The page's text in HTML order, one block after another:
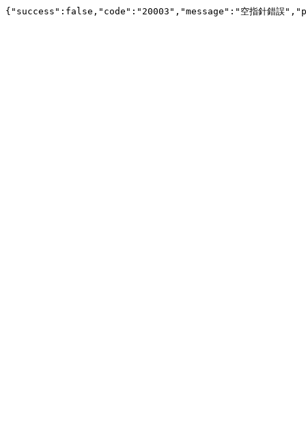
{"success":false,"code":"20003","message":"空指針錯誤